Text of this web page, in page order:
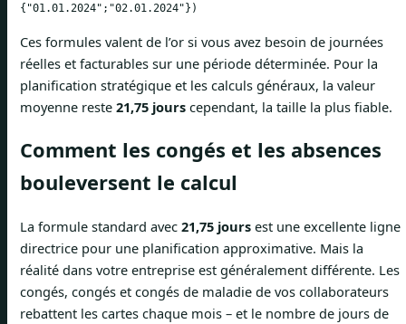
{"01.01.2024";"02.01.2024"})
Ces formules valent de l’or si vous avez besoin de journées
réelles et facturables sur une période déterminée. Pour la
planification stratégique et les calculs généraux, la valeur
moyenne reste 21,75 jours cependant, la taille la plus fiable.
Comment les congés et les absences
bouleversent le calcul
La formule standard avec 21,75 jours est une excellente ligne
directrice pour une planification approximative. Mais la
réalité dans votre entreprise est généralement différente. Les
congés, congés et congés de maladie de vos collaborateurs
rebattent les cartes chaque mois – et le nombre de jours de